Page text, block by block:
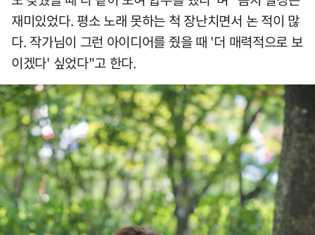
재미있었다. 평소 노래 못하는 척 장난치면서 논 적이 많
다. 작가님이 그런 아이디어를 줬을 때 '더 매력적으로 보
이겠다' 싶었다"고 한다.